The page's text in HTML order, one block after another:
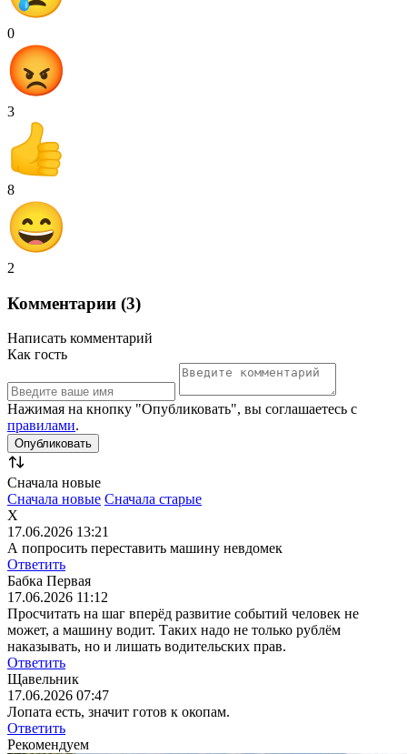
0
3
8
2
Комментарии (3)
Написать комментарий
Как гость
Нажимая на кнопку "Опубликовать", вы соглашаетесь с
правилами.
Сначала новые
Сначала новые Сначала старые
Х
17.06.2026 13:21
А попросить переставить машину невдомек
Ответить
Бабка Первая
17.06.2026 11:12
Просчитать на шаг вперёд развитие событий человек не
может, а машину водит. Таких надо не только рублём
наказывать, но и лишать водительских прав.
Ответить
Щавельник
17.06.2026 07:47
Лопата есть, значит готов к окопам.
Ответить
Рекомендуем